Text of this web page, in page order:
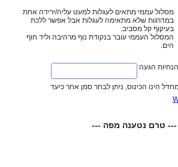
מסלול עממי מתאים לעגלות למעט עליה/ירידה אחת
במדרגות שלא מתאימה לעגלות אבל אפשר ללכת
בעיקוף קל מסביב.
המסלול העממי עובר בנקודת נוף מרהיבה וליד חוף
הים.
הגעה
הינו הכינוס, ניתן לבחר סמן אחר כיעד
--- טרם נטענה מפה ---